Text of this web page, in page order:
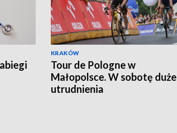
KRAKÓW
Tour de Pologne w
Małopolsce. W sobotę duże
utrudnienia